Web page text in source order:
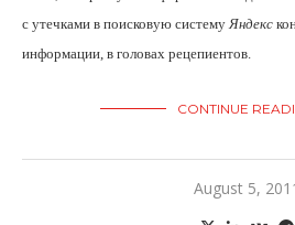
с утечками в поисковую системуЯндекс
информации, в головах рецепиентов.
CONTINUE
August 5,